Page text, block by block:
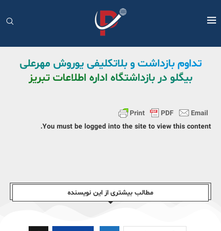
تداوم بازداشت و بلاتکلیفی یوروش مهرعلی
بیگلو در بازداشتگاه اداره اطلاعات تبریز
You must be logged into the site to view this content.
مطالب بیشتری از این نویسندە